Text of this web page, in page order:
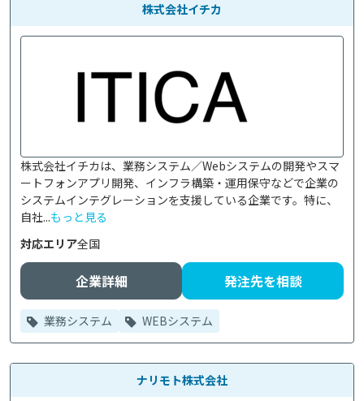
株式会社イチカ
株式会社イチカは、業務システム／Webシステムの開発やスマ
ートフォンアプリ開発、インフラ構築・運用保守などで企業の
システムインテグレーションを支援している企業です。特に、
自社...もっと見る
対応エリア全国
企業詳細 発注先を相談
業務システム WEBシステム
ナリモト株式会社